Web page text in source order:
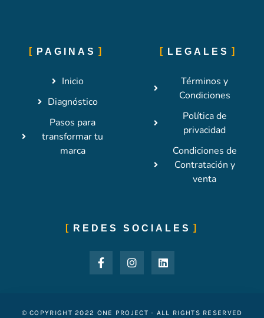
PAGINAS
Inicio
Diagnóstico
Pasos para
transformar tu
marca
LEGALES
Términos y
Condiciones
Política de
privacidad
Condiciones de
Contratación y
venta
REDES SOCIALES
© COPYRIGHT 2022 ONE PROJECT - ALL RIGHTS RESERVED